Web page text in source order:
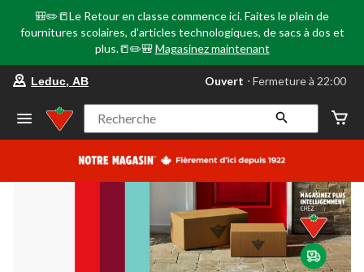
🎒✏️📒Le Retour en classe commence ici. Faites le plein de
fournitures scolaires, d'articles technologiques, de sacs à dos et
plus.📒✏️🎒 Magasinez maintenant
votre
préféré
Leduc,
AB,
courament
Fermeture
à
22:00
cliquer
pour
changer
Leduc, AB Ouvert ⋅ Fermeture à 22:00
Recherche